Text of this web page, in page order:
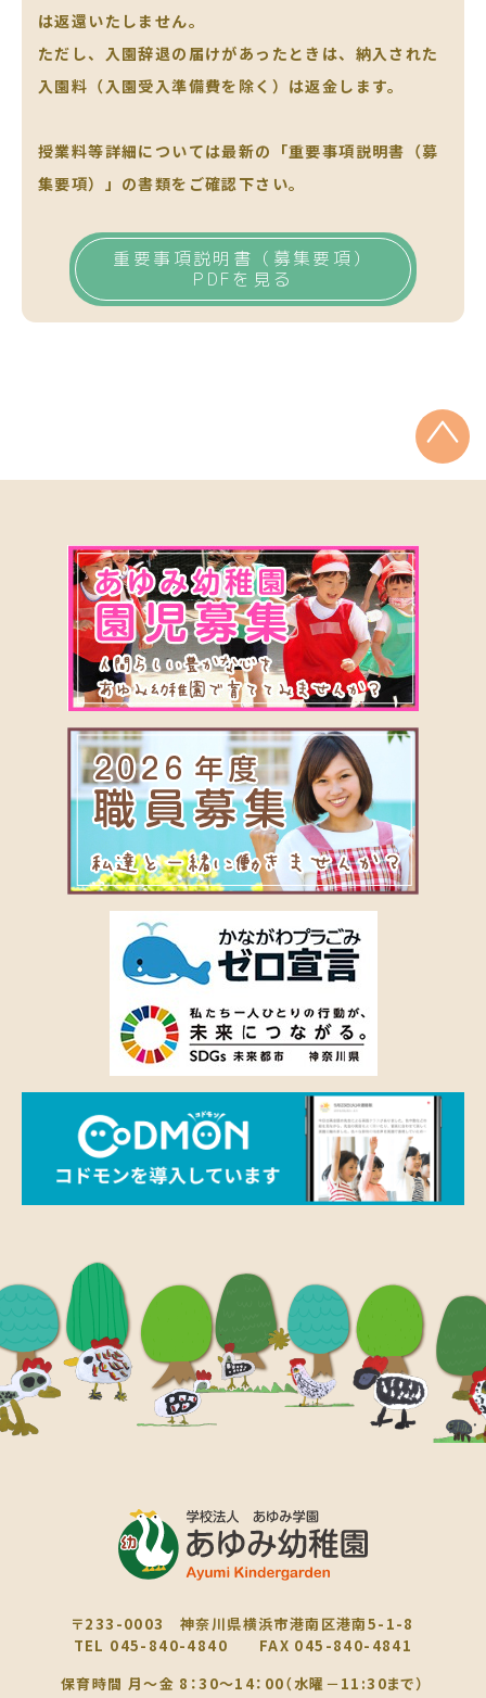
は返還いたしません。
ただし、入園辞退の届けがあったときは、納入された
入園料（入園受入準備費を除く）は返金します。
授業料等詳細については最新の「重要事項説明書（募
集要項）」の書類をご確認下さい。
重要事項説明書 （募集要項）
PDFを見る
〒233-0003 神奈川県横浜市港南区港南5-1-8
TEL 045-840-4840 FAX 045-840-4841
保育時間 月～金 8：30～14：00（水曜－11:30まで）